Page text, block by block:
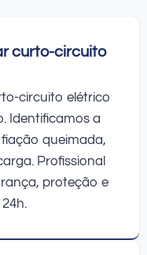
curto-circuito
circuito elétrico
Identificamos a
queimada,
Profissional
proteção e